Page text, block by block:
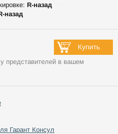
R-назад
назад
представителей в вашем
Гарант Консул